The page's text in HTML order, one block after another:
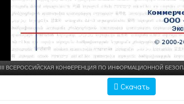
III ВСЕРОССИЙСКАЯ КОНФЕРЕНЦИЯ ПО ИНФОРМАЦИОННОЙ
Скачать